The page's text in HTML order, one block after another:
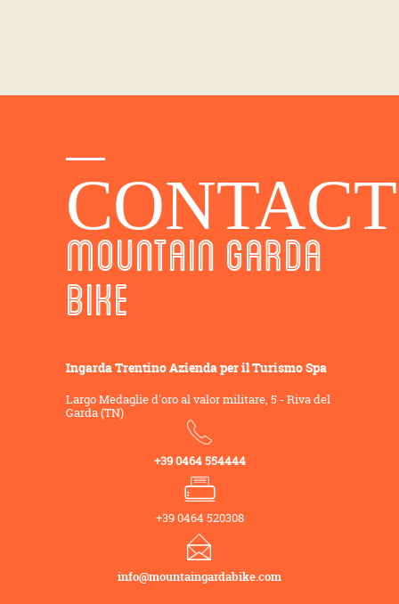
MOUNTAIN GARDA
BIKE
Ingarda Trentino Azienda per il Turismo Spa
Largo Medaglie d'oro al valor militare, 5 - Riva del
Garda (TN)
+39 0464 554444
+39 0464 520308
info@mountaingardabike.com